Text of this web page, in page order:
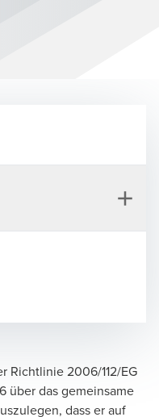
Richtlinie 2006/112/EG
über das gemeinsame
dass er auf
Tax &